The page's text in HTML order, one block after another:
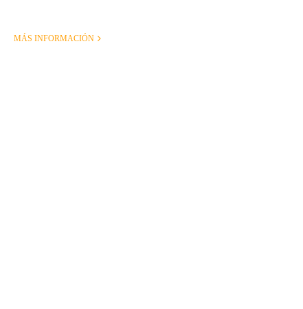
MÁS INFORMACIÓN